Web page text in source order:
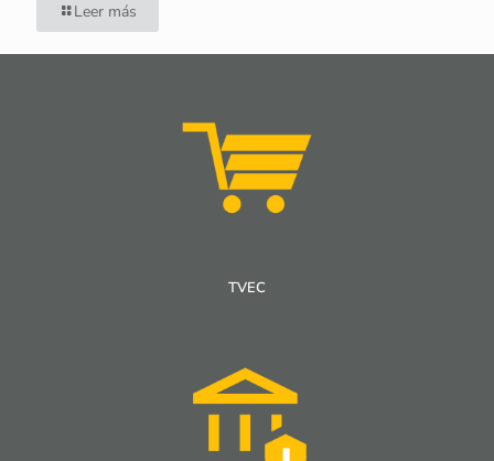
Leer más
TVEC